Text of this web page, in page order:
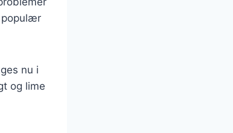
populær
nu i
og lime